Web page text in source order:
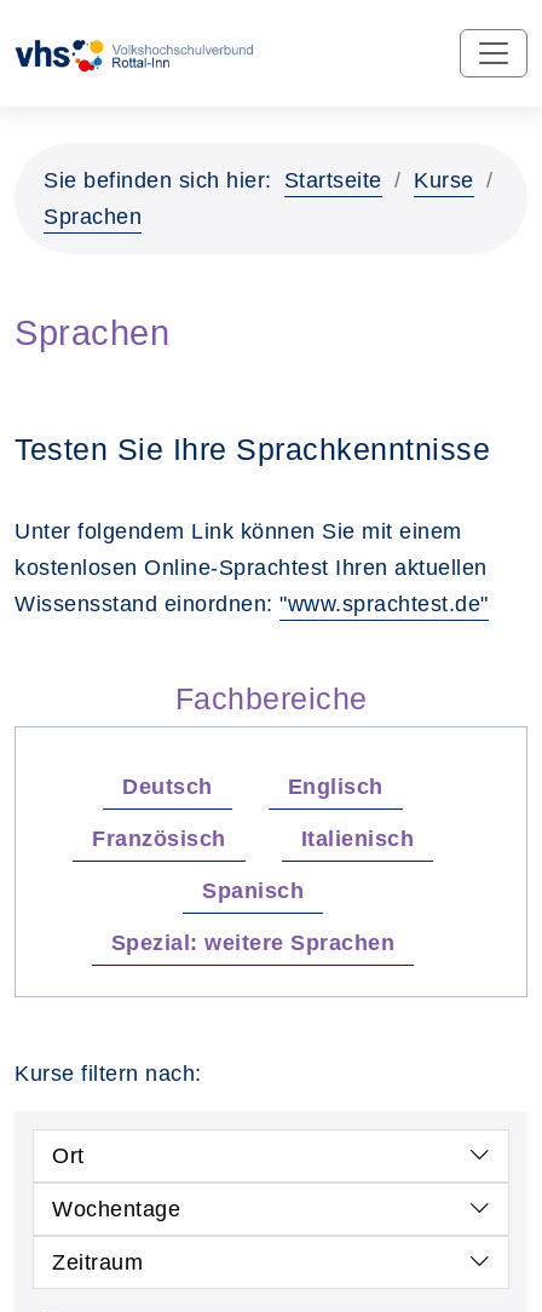
Sie befinden sich hier: Startseite
Kurse
Sprachen
Sprachen
Testen Sie Ihre Sprachkenntnisse
Unter folgendem Link können Sie mit einem
kostenlosen Online-Sprachtest Ihren aktuellen
Wissensstand einordnen: "www.sprachtest.de"
Fachbereiche
Deutsch Englisch
Französisch Italienisch
Spanisch
Spezial: weitere Sprachen
Kurse filtern nach:
Ort
Wochentage
Zeitraum